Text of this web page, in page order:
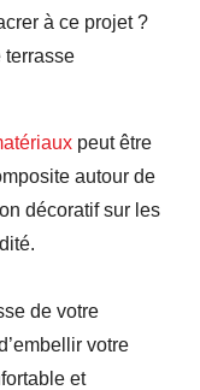
à ce projet ?
terrasse
peut être
autour de
décoratif sur les
de votre
votre
et